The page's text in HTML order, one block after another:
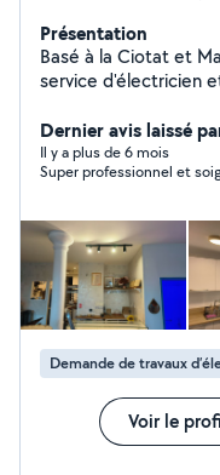
Présentation
Basé à la Ciotat et
service d'électricien
Toulon. Nos services
et maintenance de
rénovation électrique
dépannage ou pour
travaux, nous vous
Dernier avis laissé
Il y a plus de 6 mois
Super professionnel et
Demande de travaux
Voir le